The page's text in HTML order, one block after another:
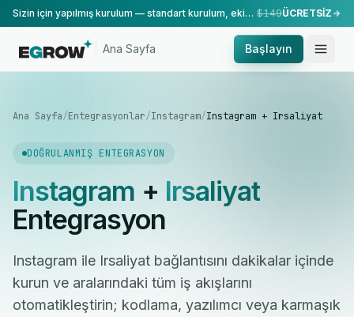
Sizin için yapılmış kurulum — standart kurulum, ekibimiz tarafından yapılır. $149ÜCRETSİZ
Ana Sayfa Başlayın
Ana Sayfa/Entegrasyonlar/Instagram/Instagram + Irsaliyat
DOĞRULANMIŞ ENTEGRASYON
Instagram + Irsaliyat
Entegrasyon
Instagram ile Irsaliyat bağlantısını dakikalar içinde
kurun ve aralarındaki tüm iş akışlarını
otomatikleştirin; kodlama, yazılımcı veya karmaşık